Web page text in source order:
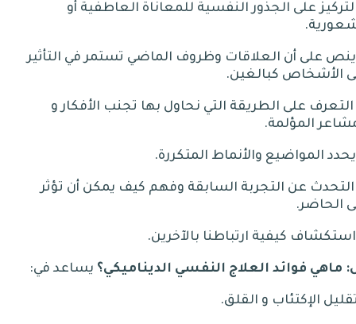
التركيز على الجذور النفسية للمعاناة العاطفية أو
.
ينص على أن العلاقات وظروف الماضي تستمر في التأثير
الأشخاص كبالغين.
التعرف على الطريقة التي نحاول بها تجنب الأفكار و
المؤلمة.
.
التحدث عن التجربة السابقة وفهم كيف يمكن أن تؤثر
الحاضر.
.
: ماهي فوائد العلاج النفسي الديناميكي؟ يساعد في:
.